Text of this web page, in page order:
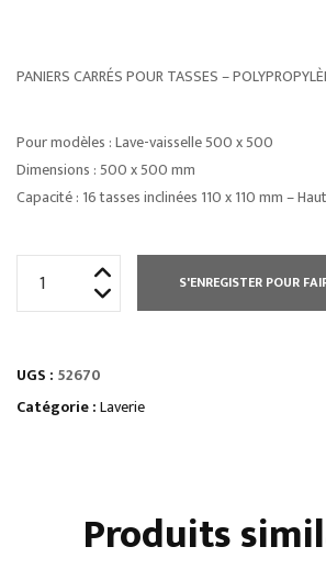
PANIERS CARRÉS POUR TASSES –
Pour modèles : Lave-vaisselle 500 x 500
Dimensions : 500 x 500 mm
Capacité : 16 tasses inclinées 110 x 110 mm –
S'ENREGISTER POUR
UGS : 52670
Catégorie :Laverie
Produits